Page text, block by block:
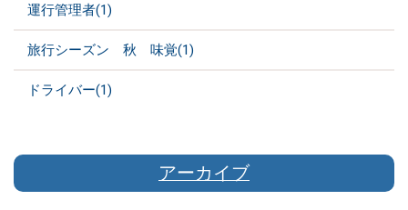
運行管理者(1)
旅行シーズン 秋 味覚(1)
ドライバー(1)
アーカイブ